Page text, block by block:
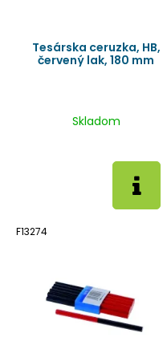
Tesárska ceruzka, HB,
červený lak, 180 mm
Skladom
F13274